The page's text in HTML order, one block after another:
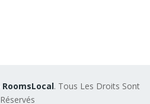
RoomsLocal. Tous Les Droits Sont
Réservés